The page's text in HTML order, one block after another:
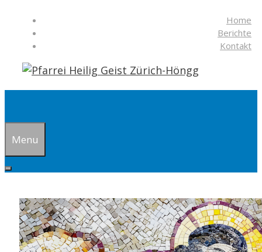
Inhalt
Home
Berichte
Kontakt
Menu